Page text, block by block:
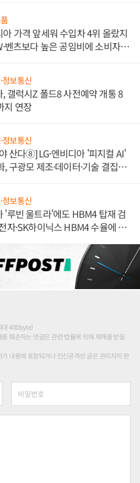
아 가격 앞세워 수입차 4위 올랐지
벤츠보다 높은 공임비에 소비자
정보통신
갤럭시Z 폴드8 사전예약 개통 8
지 연장
정보통신
산다⑧] LG·엔비디아 '피지컬 AI'
, 구광모 제조·데이터·기술 결집
정보통신
'루빈 울트라'에도 HBM4 탑재 검
자·SK하이닉스 HBM4 수율에 주
대 400byte)
훼손하는 댓글은 관련 법률에 의해 제재를 받을
내용에 포함되거나 인신공격성 글은 관리자의 판